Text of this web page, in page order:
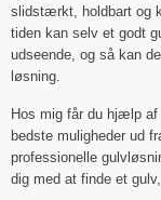
slidstærkt, holdbart og
tiden kan selv et godt
udseende, og så kan
løsning.
Hos mig får du hjælp af
bedste muligheder ud
professionelle
dig med at finde et